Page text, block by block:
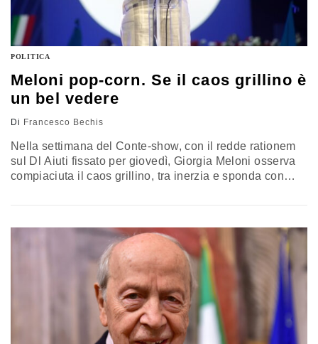
POLITICA
Meloni pop-corn. Se il caos grillino è
un bel vedere
Di Francesco Bechis
Nella settimana del Conte-show, con il redde rationem
sul Dl Aiuti fissato per giovedì, Giorgia Meloni osserva
compiaciuta il caos grillino, tra inerzia e sponda con